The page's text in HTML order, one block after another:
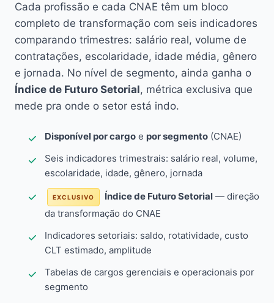
Cada profissão e cada CNAE têm um bloco
completo de transformação com seis indicadores
comparando trimestres: salário real, volume de
contratações, escolaridade, idade média, gênero
e jornada. No nível de segmento, ainda ganha o
Índice de Futuro Setorial, métrica exclusiva que
mede pra onde o setor está indo.
Disponível por cargo e por segmento (CNAE)
Seis indicadores trimestrais: salário real, volume,
escolaridade, idade, gênero, jornada
EXCLUSIVO Índice de Futuro Setorial — direção
da transformação do CNAE
Indicadores setoriais: saldo, rotatividade, custo
CLT estimado, amplitude
Tabelas de cargos gerenciais e operacionais por
segmento